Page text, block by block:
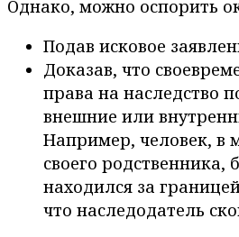
Однако, можно оспорить
Подав исковое
Доказав, что
права на наследство
внешние или
Например, человек, в
своего родственника,
находился за
что наследодатель